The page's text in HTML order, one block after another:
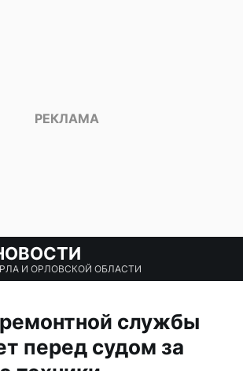
И ОРЛОВСКОЙ ОБЛАСТИ
службы
перед судом за